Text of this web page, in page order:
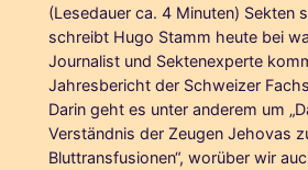
(Lesedauer ca. 4 Minuten) Sekten
schreibt Hugo Stamm heute bei
Journalist und Sektenexperte
Jahresbericht der Schweizer
Darin geht es unter anderem um
Verständnis der Zeugen Jehovas
Bluttransfusionen“, worüber wir